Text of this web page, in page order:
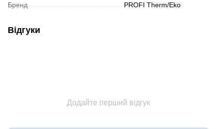
Бренд PROFI Therm/Eko
Відгуки
Додайте перший відгук